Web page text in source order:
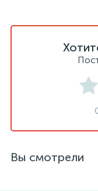
Вы смотрели